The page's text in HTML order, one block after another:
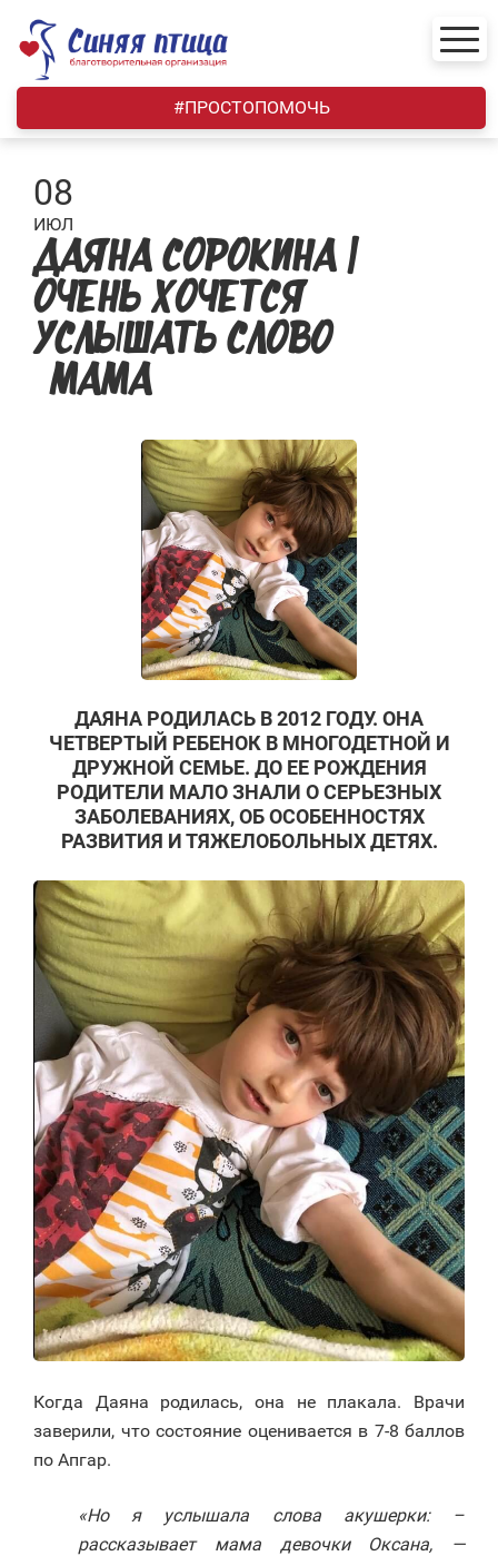
content
#ПРОСТОПОМОЧЬ
08
ИЮЛ
ДАЯНА СОРОКИНА |
ОЧЕНЬ ХОЧЕТСЯ
УСЛЫШАТЬ СЛОВО
«МАМА»
ДАЯНА РОДИЛАСЬ В 2012 ГОДУ. ОНА
ЧЕТВЕРТЫЙ РЕБЕНОК В МНОГОДЕТНОЙ И
ДРУЖНОЙ СЕМЬЕ. ДО ЕЕ РОЖДЕНИЯ
РОДИТЕЛИ МАЛО ЗНАЛИ О СЕРЬЕЗНЫХ
ЗАБОЛЕВАНИЯХ, ОБ ОСОБЕННОСТЯХ
РАЗВИТИЯ И ТЯЖЕЛОБОЛЬНЫХ ДЕТЯХ.
Когда Даяна родилась, она не плакала. Врачи
заверили, что состояние оценивается в 7-8 баллов
по Апгар.
«Но я услышала слова акушерки: –
рассказывает мама девочки Оксана, —